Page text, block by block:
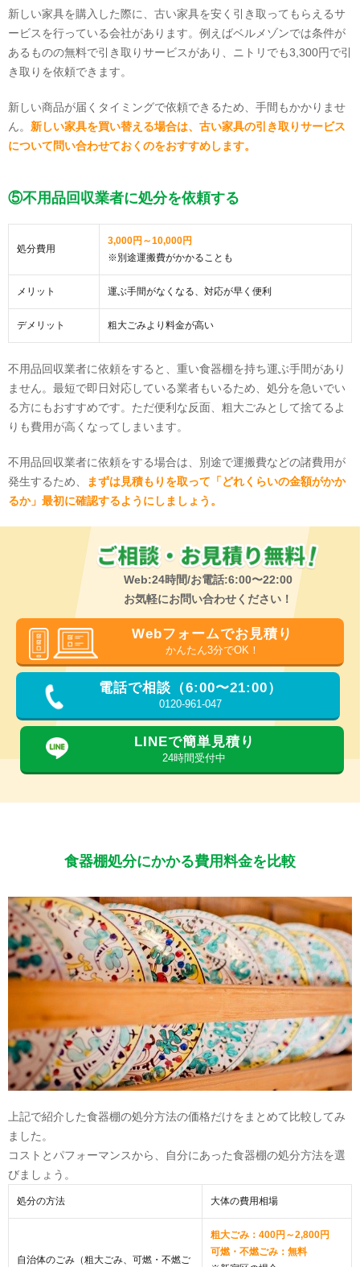
新しい家具を購入した際に、古い家具を安く引き取ってもらえるサ
ービスを行っている会社があります。例えばベルメゾンでは条件が
あるものの無料で引き取りサービスがあり、ニトリでも3,300円で引
き取りを依頼できます。
新しい商品が届くタイミングで依頼できるため、手間もかかりませ
ん。 新しい家具を買い替える場合は、古い家具の引き取りサービス
について問い合わせておくのをおすすめします。
⑤不用品回収業者に処分を依頼する
処分費用
3,000円～10,000円
※別途運搬費がかかることも
メリット 運ぶ手間がなくなる、対応が早く便利
デメリット 粗大ごみより料金が高い
不用品回収業者に依頼をすると、重い食器棚を持ち運ぶ手間があり
ません。最短で即日対応している業者もいるため、処分を急いでい
る方にもおすすめです。ただ便利な反面、粗大ごみとして捨てるよ
りも費用が高くなってしまいます。
不用品回収業者に依頼をする場合は、別途で運搬費などの諸費用が
発生するため、
まずは見積もりを取って「どれくらいの金額がかか
るか」最初に確認するようにしましょう。
Web:24時間/お電話:6:00〜22:00
お気軽にお問い合わせください！
Webフォームでお見積り
かんたん3分でOK！
電話で相談（6:00〜21:00）
0120-961-047
LINEで簡単見積り
24時間受付中
食器棚処分にかかる費用料金を比較
上記で紹介した食器棚の処分方法の価格だけをまとめて比較してみ
ました。
コストとパフォーマンスから、自分にあった食器棚の処分方法を選
びましょう。
処分の方法 大体の費用相場
自治体のごみ（粗大ごみ、可燃・不燃ご
粗大ごみ：400円～2,800円
可燃・不燃ごみ：無料